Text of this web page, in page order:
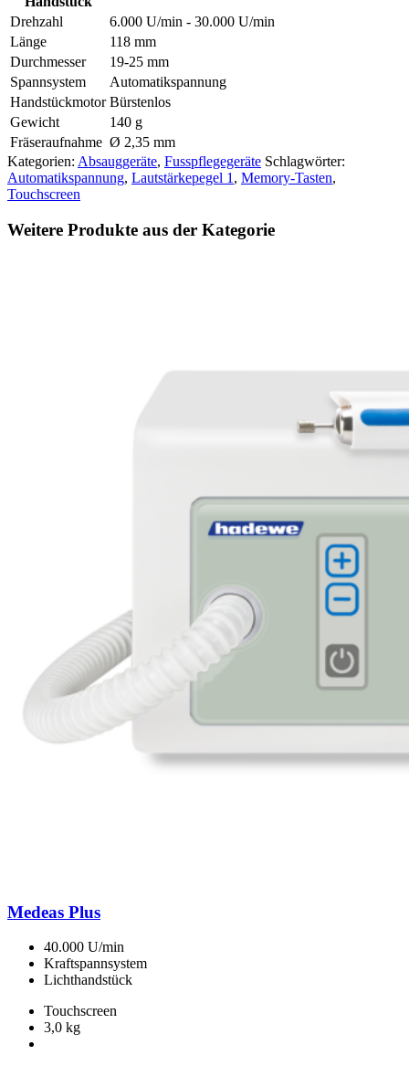
Drehzahl
6.000 U/min - 30.000 U/min
Länge
118 mm
Durchmesser
19-25 mm
Spannsystem
Automatikspannung
Handstückmotor Bürstenlos
Gewicht
140 g
Fräseraufnahme Ø 2,35 mm
Kategorien: Absauggeräte, Fusspflegegeräte Schlagwörter:
Automatikspannung, Lautstärkepegel 1 , Memory-Tasten,
Touchscreen
Weitere Produkte aus der Kategorie
Medeas Plus
40.000 U/min
Kraftspannsystem
Lichthandstück
Touchscreen
3,0 kg